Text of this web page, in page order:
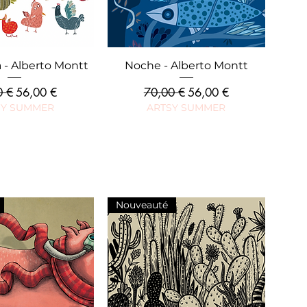
rapide
- Alberto Montt
€Prix promotionnel
56,00 €
SUMMER
Aperçu rapide
Noche - Alberto Montt
Prix original
70,00 €Prix promotionnel
56,00 €
ARTSY SUMMER
Nouveauté